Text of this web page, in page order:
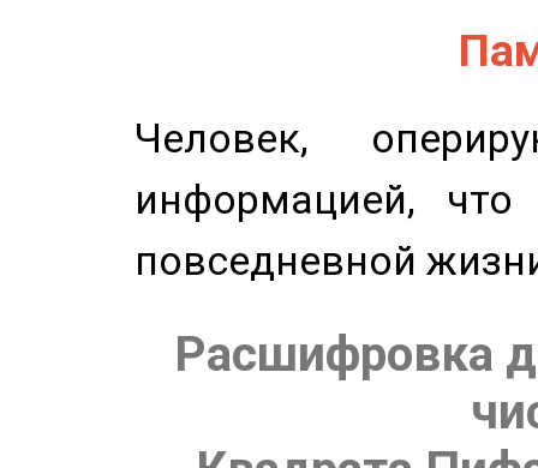
Человек,
информацией,
повседневной
Расшифровка